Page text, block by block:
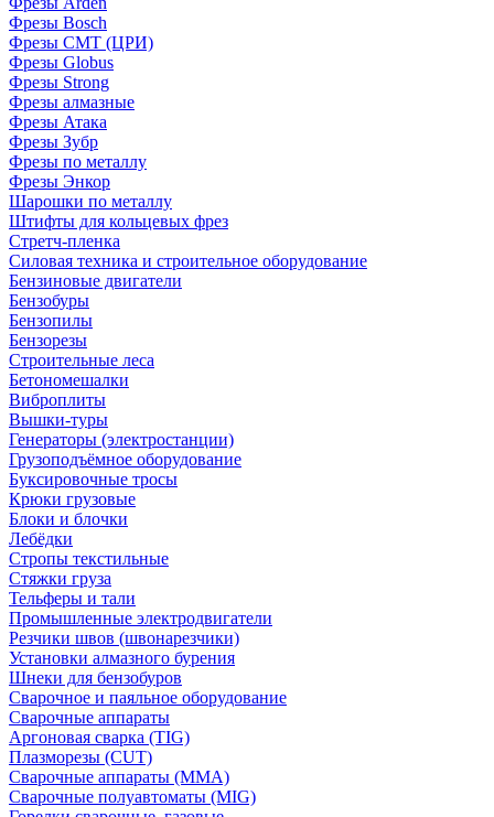
Фрезы Bosch
Фрезы CMT (ЦРИ)
Фрезы Globus
Фрезы Strong
Фрезы алмазные
Фрезы Атака
Фрезы Зубр
Фрезы по металлу
Фрезы Энкор
Шарошки по металлу
Штифты для кольцевых фрез
Стретч-пленка
Силовая техника и строительное оборудование
Бензиновые двигатели
Бензобуры
Бензопилы
Бензорезы
Строительные леса
Бетономешалки
Виброплиты
Вышки-туры
Генераторы (электростанции)
Грузоподъёмное оборудование
Буксировочные тросы
Крюки грузовые
Блоки и блочки
Лебёдки
Стропы текстильные
Стяжки груза
Тельферы и тали
Промышленные электродвигатели
Резчики швов (швонарезчики)
Установки алмазного бурения
Шнеки для бензобуров
Сварочное и паяльное оборудование
Сварочные аппараты
Аргоновая сварка (TIG)
Плазморезы (CUT)
Сварочные аппараты (MMA)
Сварочные полуавтоматы (MIG)